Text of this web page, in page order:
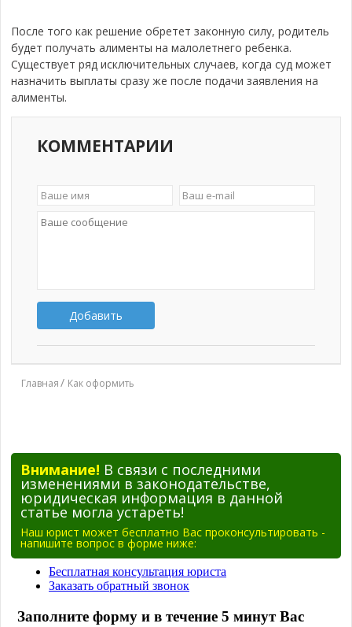
После того как решение обретет законную силу, родитель
будет получать алименты на малолетнего ребенка.
Существует ряд исключительных случаев, когда суд может
назначить выплаты сразу же после подачи заявления на
алименты.
КОММЕНТАРИИ
Добавить
Главная Как оформить
Внимание! В связи с последними
изменениями в законодательстве,
юридическая информация в данной
статье могла устареть!
Наш юрист может бесплатно Вас проконсультировать -
напишите вопрос в форме ниже: